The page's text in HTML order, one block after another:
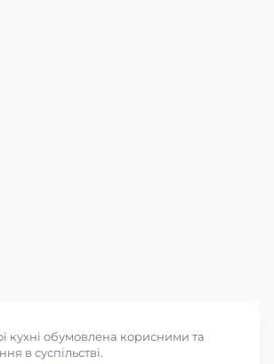
кухні обумовлена корисними та
в суспільстві.